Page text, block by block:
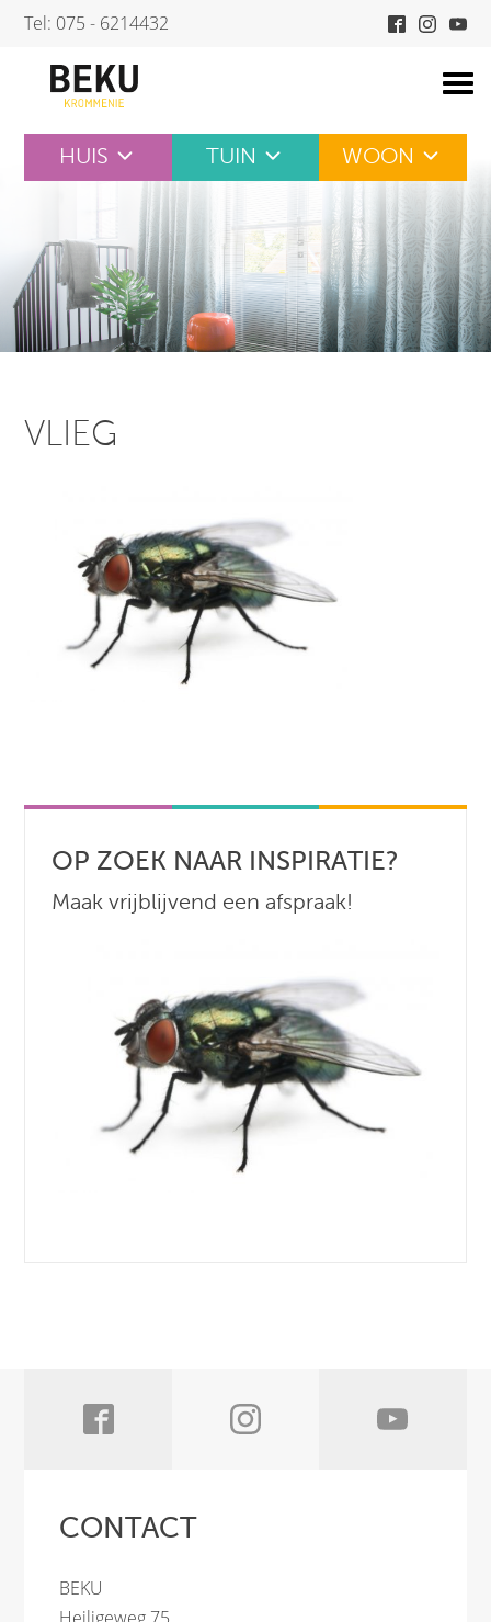
Skip
content
Tel: 075 - 6214432
HUIS TUIN WOON
VLIEG
OP ZOEK NAAR INSPIRATIE?
Maak vrijblijvend een afspraak!
CONTACT
BEKU
Heiligeweg 75